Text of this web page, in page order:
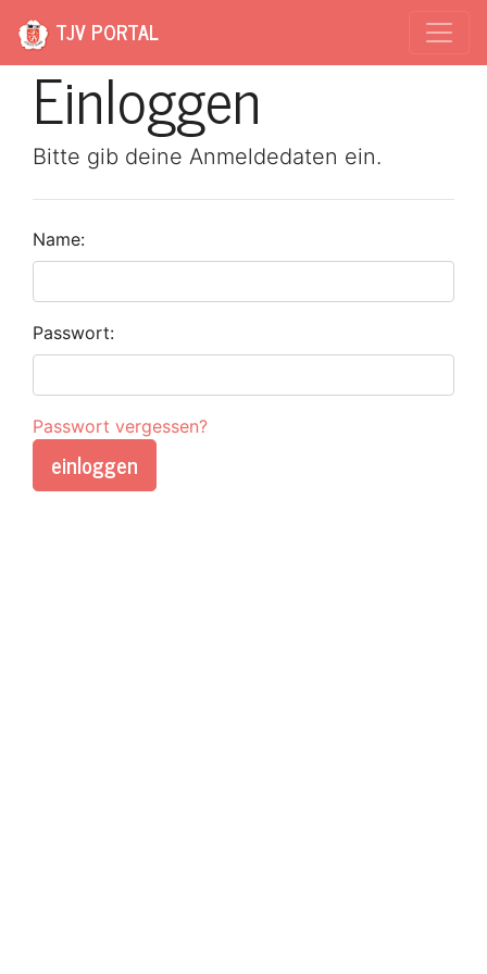
TJV PORTAL
Einloggen
Bitte gib deine Anmeldedaten ein.
Name:
Passwort:
Passwort vergessen?
einloggen